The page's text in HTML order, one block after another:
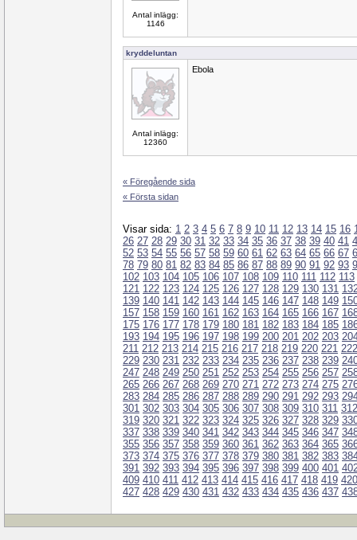
Antal inlägg:
1146
kryddeluntan
Antal inlägg:
12360
Ebola
« Föregående sida
« Första sidan
Visar sida: 1 2 3 4 5 6 7 8 9 10 11 12 13 14 15 16
26 27 28 29 30 31 32 33 34 35 36 37 38 39 40 41
52 53 54 55 56 57 58 59 60 61 62 63 64 65 66 67
78 79 80 81 82 83 84 85 86 87 88 89 90 91 92 93
102 103 104 105 106 107 108 109 110 111 112 113
121 122 123 124 125 126 127 128 129 130 131
139 140 141 142 143 144 145 146 147 148 149
157 158 159 160 161 162 163 164 165 166 167
175 176 177 178 179 180 181 182 183 184 185
193 194 195 196 197 198 199 200 201 202 203
211 212 213 214 215 216 217 218 219 220 221 222
229 230 231 232 233 234 235 236 237 238 239
247 248 249 250 251 252 253 254 255 256 257
265 266 267 268 269 270 271 272 273 274 275
283 284 285 286 287 288 289 290 291 292 293
301 302 303 304 305 306 307 308 309 310 311 312
319 320 321 322 323 324 325 326 327 328 329
337 338 339 340 341 342 343 344 345 346 347
355 356 357 358 359 360 361 362 363 364 365
373 374 375 376 377 378 379 380 381 382 383
391 392 393 394 395 396 397 398 399 400 401
409 410 411 412 413 414 415 416 417 418 419 420
427 428 429 430 431 432 433 434 435 436 437